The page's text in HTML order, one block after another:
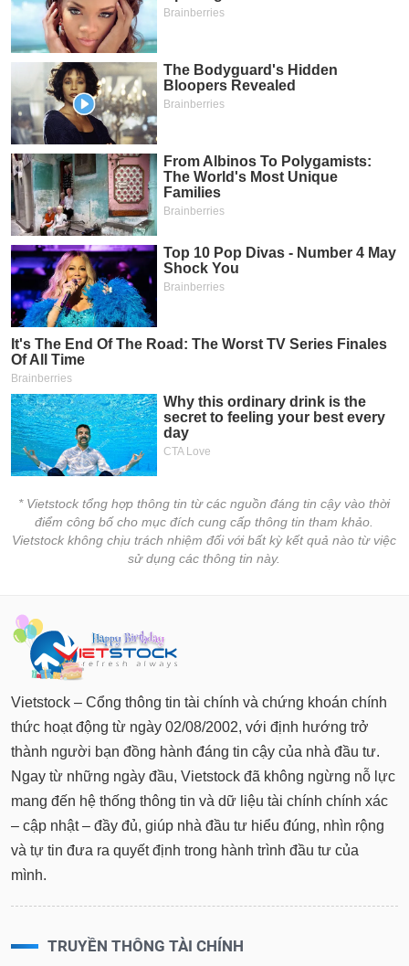
* Vietstock tổng hợp thông tin từ các nguồn đáng tin cậy vào thời
điểm công bố cho mục đích cung cấp thông tin tham khảo.
Vietstock không chịu trách nhiệm đối với bất kỳ kết quả nào từ việc
sử dụng các thông tin này.
Vietstock – Cổng thông tin tài chính và chứng khoán chính
thức hoạt động từ ngày 02/08/2002, với định hướng trở
thành người bạn đồng hành đáng tin cậy của nhà đầu tư.
Ngay từ những ngày đầu, Vietstock đã không ngừng nỗ lực
mang đến hệ thống thông tin và dữ liệu tài chính chính xác
– cập nhật – đầy đủ, giúp nhà đầu tư hiểu đúng, nhìn rộng
và tự tin đưa ra quyết định trong hành trình đầu tư của
mình.
TRUYỀN THÔNG TÀI CHÍNH